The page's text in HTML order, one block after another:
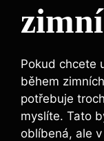
Pokud chcete
během
potřebuje
myslíte. Tato
oblíbená, ale